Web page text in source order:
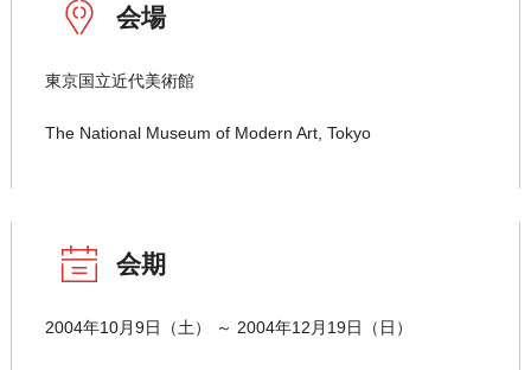
会場
東京国立近代美術館
The National Museum of Modern Art, Tokyo
会期
2004年10月9日（土） ～ 2004年12月19日（日）